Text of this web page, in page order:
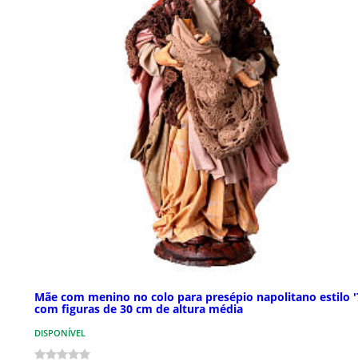
Mãe com menino no colo para presépio napolitano estilo
com figuras de 30 cm de altura média
DISPONÍVEL